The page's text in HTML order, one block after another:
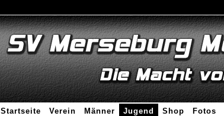
Startseite Verein Männer Jugend Shop Fotos